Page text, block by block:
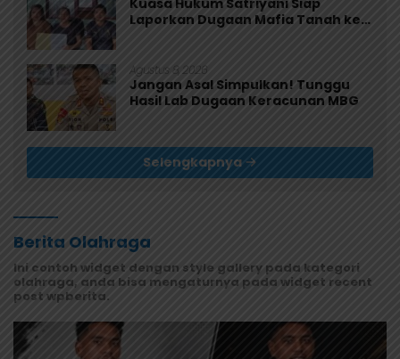
Kuasa Hukum Satriyani Siap
Laporkan Dugaan Mafia Tanah ke
Agustus 8, 2026
Jangan Asal Simpulkan! Tunggu
Hasil Lab Dugaan Keracunan MBG
Selengkapnya
Berita Olahraga
Ini contoh widget dengan style gallery pada kategori
olahraga, anda bisa mengaturnya pada widget recent
post wpberita.